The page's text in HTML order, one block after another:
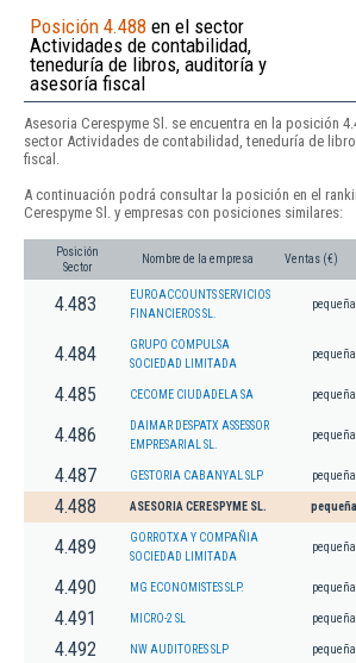
Posición 4.488 en el sector
Actividades de contabilidad,
teneduría de libros, auditoría y
asesoría fiscal
Asesoria Cerespyme Sl. se encuentra en la posición
sector Actividades de contabilidad, teneduría de
fiscal.
A continuación podrá consultar la posición en el
Cerespyme Sl. y empresas con posiciones similares:
Posición
Sector
Nombre de la empresa Ventas (€)
4.483
EUROACCOUNTS SERVICIOS
FINANCIEROS SL.
pequeña
4.484
GRUPO COMPULSA
SOCIEDAD LIMITADA
pequeña
4.485 CECOME CIUDADELA SA pequeña
4.486
DAIMAR DESPATX ASSESSOR
EMPRESARIAL SL.
pequeña
4.487 GESTORIA CABANYAL SLP pequeña
4.488 ASESORIA CERESPYME SL. pequeña
4.489
GORROTXA Y COMPAÑIA
SOCIEDAD LIMITADA
pequeña
4.490 MG ECONOMISTES SLP. pequeña
4.491 MICRO-2 SL pequeña
4.492 NW AUDITORES SLP pequeña